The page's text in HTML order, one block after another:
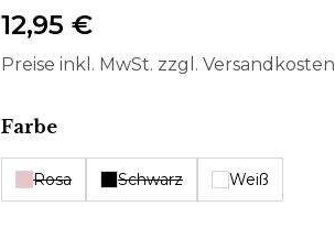
12,95 €
Preise inkl. MwSt. zzgl. Versandkosten
Farbeauswählen
Rosa Schwarz Weiß